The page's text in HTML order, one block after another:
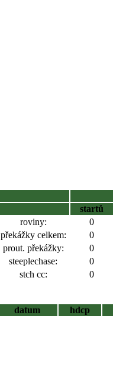
startů
roviny:
0
překážky celkem:
0
prout. překážky:
0
steeplechase:
0
stch cc:
0
datum
hdcp